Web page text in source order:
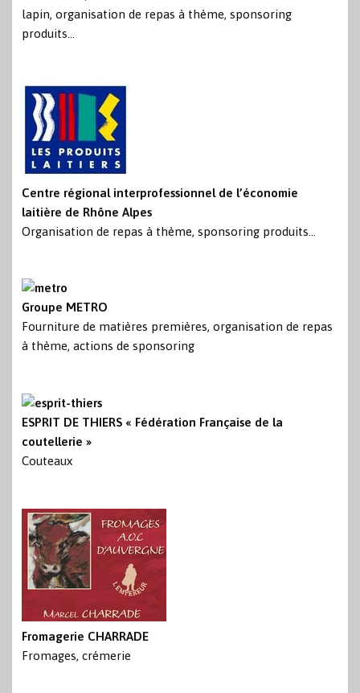
lapin, organisation de repas à thème, sponsoring
produits…
Centre régional interprofessionnel de l’économie
laitière de Rhône Alpes
Organisation de repas à thème, sponsoring produits…
Groupe METRO
Fourniture de matières premières, organisation de repas
à thème, actions de sponsoring
ESPRIT DE THIERS « Fédération Française de la
coutellerie »
Couteaux
Fromagerie CHARRADE
Fromages, crémerie